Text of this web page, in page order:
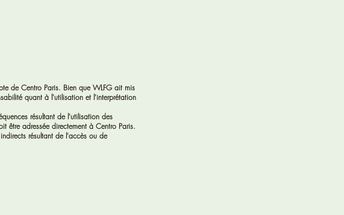
de Centro Paris. Bien que WLFG ait mis
quant à l'utilisation et l'interprétation
résultant de l'utilisation des
être adressée directement à Centro Paris.
résultant de l'accès ou de